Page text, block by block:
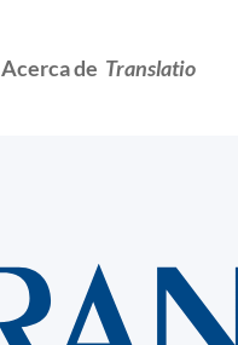
Acerca de Translatio